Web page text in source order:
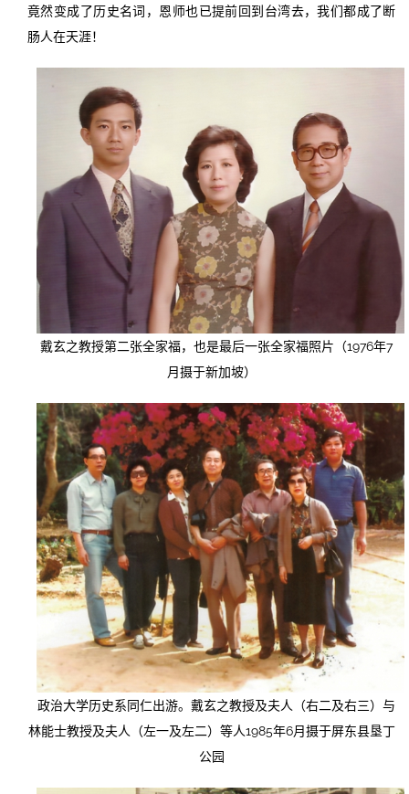
竟然变成了历史名词，恩师也已提前回到台湾去，我们都成了断
肠人在天涯！
戴玄之教授第二张全家福，也是最后一张全家福照片（1976年7
月摄于新加坡）
政治大学历史系同仁出游。戴玄之教授及夫人（右二及右三）与
林能士教授及夫人（左一及左二）等人1985年6月摄于屏东县垦丁
公园